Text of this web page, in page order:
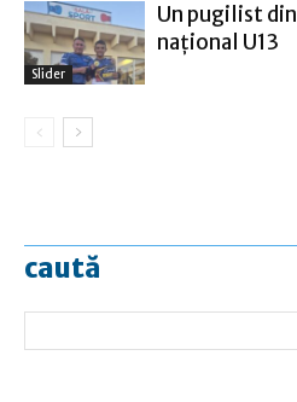
Slider
Un pugilist
naţional U13
caută